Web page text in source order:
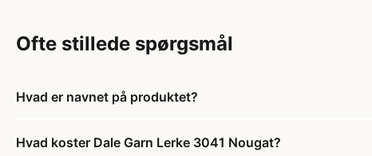
Ofte stillede spørgsmål
Hvad er navnet på produktet?
Hvad koster Dale Garn Lerke 3041 Nougat?